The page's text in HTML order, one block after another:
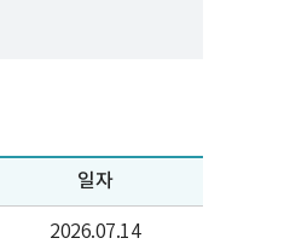
일자
2026.07.14